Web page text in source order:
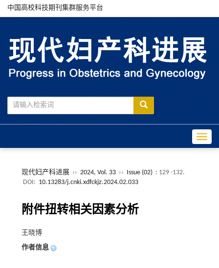
中国高校科技期刊集群服务平台
现代妇产科进展 ›› 2024, Vol. 33 ›› Issue (02) : 129 -132.
DOI: 10.13283/j.cnki.xdfckjz.2024.02.033
附件扭转相关因素分析
王晓博
作者信息 +